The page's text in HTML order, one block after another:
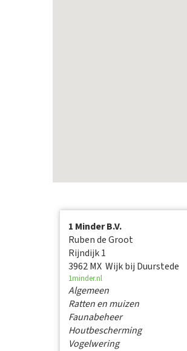
1 Minder B.V.
Ruben de Groot
Rijndijk 1
3962 MX Wijk bij Duurstede
1minder.nl
Algemeen
Ratten en muizen
Faunabeheer
Houtbescherming
Vogelwering